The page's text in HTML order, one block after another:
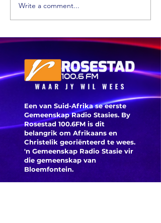
'n VS skool is
glo beroof
Write a comment...
Een van Suid-Afrika se eerste
Gemeenskap Radio Stasies. By
Rosestad 100.6FM is dit
belangrik om Afrikaans en
Christelik georiënteerd te wees.
'n Gemeenskap Radio Stasie vir
die gemeenskap van
Bloemfontein.